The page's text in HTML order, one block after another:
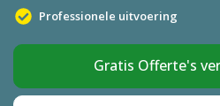
Professionele uitvoering
Gratis Offerte's